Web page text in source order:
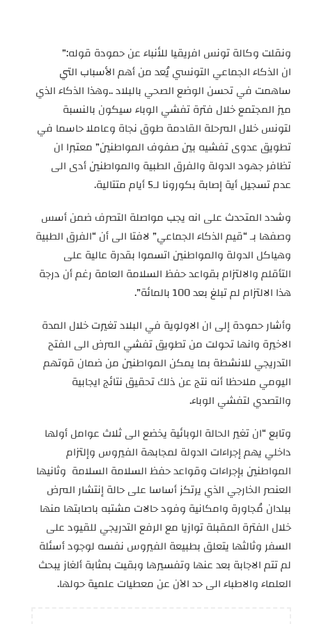
ونقلت وكالة تونس افريقيا للأنباء عن حمودة قوله:”
ان الذكاء الجماعي التونسي يُعد من أهم الأسباب التي
ساهمت في تحسن الوضع الصحي بالبلاد ..وهذا الذكاء الذي
ميز المجتمع خلال فترة تفشي الوباء سيكون بالنسبة
لتونس خلال المرحلة القادمة طوق نجاة وعاملا حاسما في
تطويق عدوى تفشيه بين صفوف المواطنين” معتبرا ان
تظافر جهود الدولة والفرق الطبية والمواطنين أدى الى
عدم تسجيل أية إصابة بكورونا لـ5 أيام متتالية.
وشدد المتحدث على انه يجب مواصلة التصرف ضمن أسس
وصفها بـ “قيم الذكاء الجماعي” لافتا الى أن “الفرق الطبية
وهياكل الدولة والمواطنين اتسموا بقدرة عالية على
التأقلم والالتزام بقواعد حفظ السلامة العامة رغم أن درجة
هذا الالتزام لم تبلغ بعد 100 بالمائة”.
وأشار حمودة إلى ان الاولوية في البلاد تغيرت خلال المدة
الاخيرة وانها تحولت من تطويق تفشي المرض الى الفتح
التدريجي للانشطة بما يمكن المواطنين من ضمان قوتهم
اليومي ملاحظا أنه نتج عن ذلك تحقيق نتائج ايجابية
والتصدي لتفشي الوباء.
وتابع “ان تغير الحالة الوبائية يخضع الى ثلاث عوامل أولها
داخلي يهم إجراءات الدولة لمجابهة الفيروس وإلتزام
المواطنين بإجراءات وقواعد حفظ السلامة السلامة وثانيها
العنصر الخارجي الذي يرتكز أساسا على حالة إنتشار المرض
ببلدان مُجاورة وامكانية وفود حالات مشتبه باصابتها منها
خلال الفترة المقبلة توازيا مع الرفع التدريجي للقيود على
السفر وثالثها يتعلق بطبيعة الفيروس نفسه لوجود أسئلة
لم تتم الاجابة بعد عنها وتفسيرها وبقيت بمثابة ألغاز يبحث
العلماء والاطباء الى حد الآن عن معطيات علمية حولها.